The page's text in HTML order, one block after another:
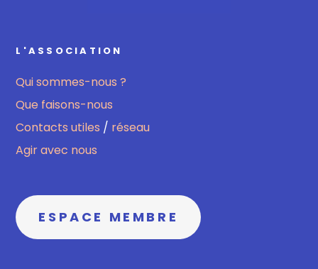
L'ASSOCIATION
Qui sommes-nous ?
Que faisons-nous
Contacts utiles / réseau
Agir avec nous
ESPACE MEMBRE